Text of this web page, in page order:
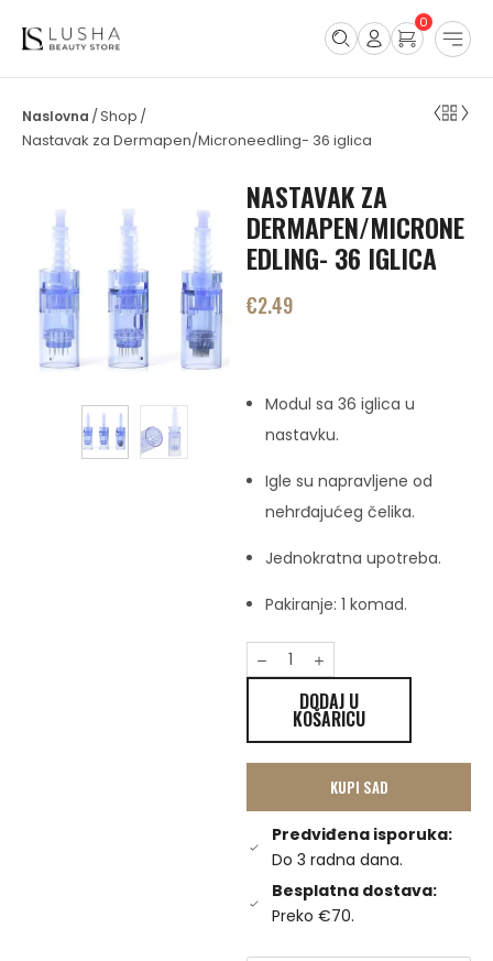
0
/Shop /
Nastavak za Dermapen/Microneedling- 36 iglica
NASTAVAK ZA
DERMAPEN/MICRONE
EDLING- 36 IGLICA
€2.49
Modul sa 36 iglica u
nastavku.
Igle su napravljene od
nehrđajućeg čelika.
Jednokratna upotreba.
Pakiranje: 1 komad.
DODAJ U
KOŠARICU
KUPI SAD
Predviđena isporuka:
Do 3 radna dana.
Besplatna dostava:
Preko €70.